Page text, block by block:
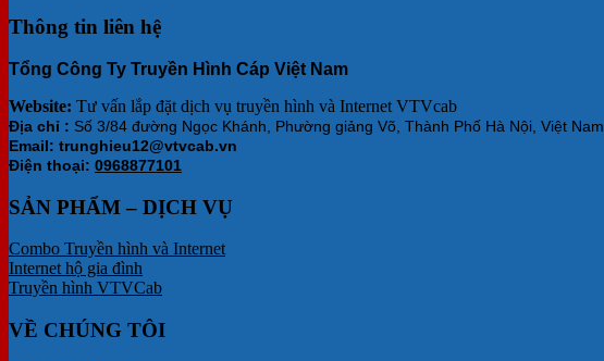
Thông tin liên hệ
Tổng Công Ty Truyền Hình Cáp Việt Nam
Website: Tư vấn lắp đặt dịch vụ truyền hình và Internet VTVcab
Địa chỉ : Số 3/84 đường Ngọc Khánh, Phường giảng Võ, Thành Phố Hà Nội, Việt Nam
Email: trunghieu12@vtvcab.vn
Điện thoại: 0968877101
SẢN PHẨM – DỊCH VỤ
Combo Truyền hình và Internet
Internet hộ gia đình
Truyền hình VTVCab
VỀ CHÚNG TÔI